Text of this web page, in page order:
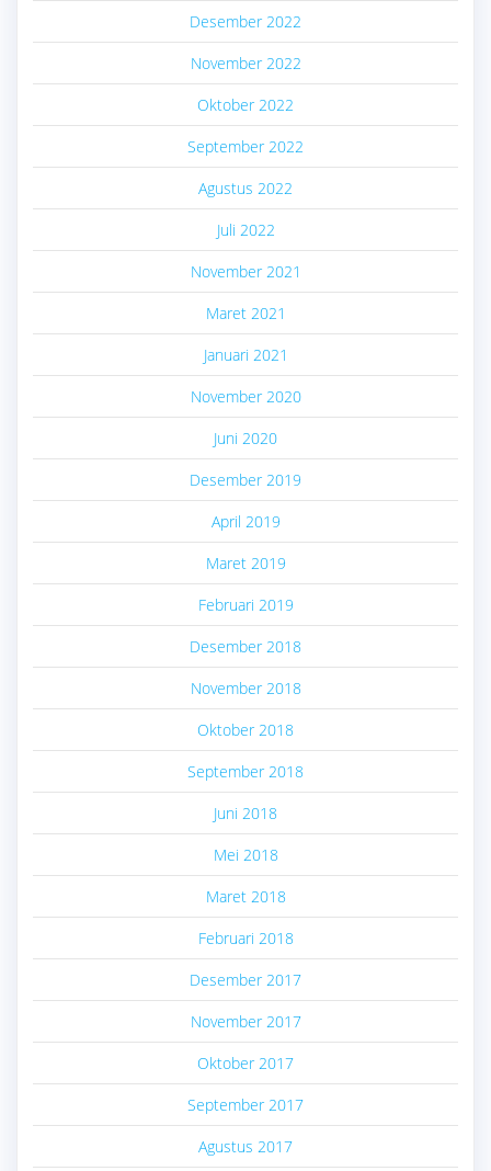
Desember 2022
November 2022
Oktober 2022
September 2022
Agustus 2022
Juli 2022
November 2021
Maret 2021
Januari 2021
November 2020
Juni 2020
Desember 2019
April 2019
Maret 2019
Februari 2019
Desember 2018
November 2018
Oktober 2018
September 2018
Juni 2018
Mei 2018
Maret 2018
Februari 2018
Desember 2017
November 2017
Oktober 2017
September 2017
Agustus 2017